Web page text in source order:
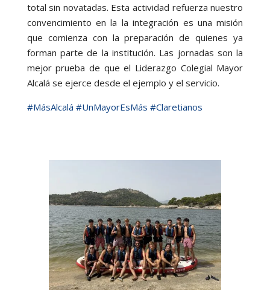
total sin novatadas. Esta actividad refuerza nuestro
convencimiento en la la integración es una misión
que comienza con la preparación de quienes ya
forman parte de la institución. Las jornadas son la
mejor prueba de que el Liderazgo Colegial Mayor
Alcalá se ejerce desde el ejemplo y el servicio.
#MásAlcalá #UnMayorEsMás #Claretianos